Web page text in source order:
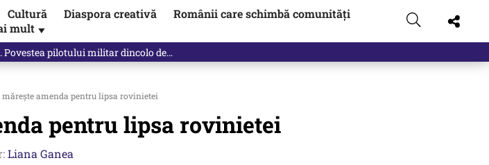
Cultură Diaspora creativă
Românii care schimbă comunități
mult ▼
Povestea pilotului militar dincolo de…
mărește amenda pentru lipsa rovinietei
pentru lipsa rovinietei
Liana Ganea